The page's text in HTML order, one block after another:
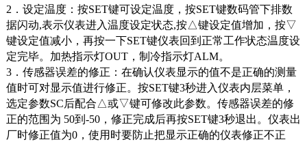
2 ．设定温度：按SET键可设定温度，按SET键数码管下排数
据闪动,表示仪表进入温度设定状态,按△键设定值增加，按▽
键设定值减小，再按一下SET键仪表回到正常工作状态温度设
定完毕。加热指示灯OUT，制冷指示灯ALM。
3．传感器误差的修正：在确认仪表显示的值不是正确的测量
值时可对显示值进行修正。按SET键3秒进入仪表内层菜单，
选定参数SC后配合△或▽键可修改此参数。传感器误差的修
正的范围为 50到 -50，修正完成后再按SET键3秒退出。仪表出
厂时修正值为0，使用时要防止把显示正确的仪表修正不正